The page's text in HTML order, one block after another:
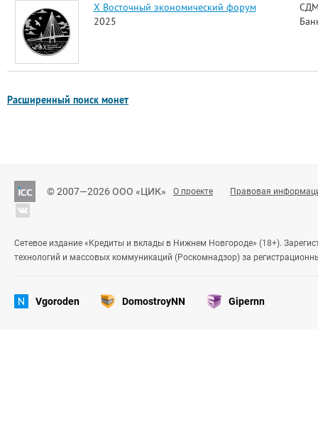
Х Восточный экономический форум
2025
Расширенный поиск монет
© 2007—2026 ООО «ЦИК» О проекте Правовая
Сетевое издание «Кредиты и вклады в Нижнем Новгороде» (18+).
технологий и массовых коммуникаций (Роскомнадзор) за
Vgoroden DomostroyNN Gipernn